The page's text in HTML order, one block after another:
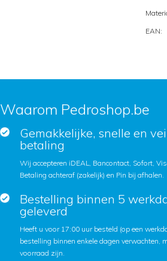
EAN:
Waarom Pedroshop.be
Gemakkelijke, snelle en
betaling
Wij accepteren iDEAL, Bancontact, Sofort,
Betaling achteraf (zakelijk) en Pin bij afhalen.
Bestelling binnen 5
geleverd
Heeft u voor 17:00 uur besteld (op een
bestelling binnen enkele dagen verwachten,
voorraad zijn.